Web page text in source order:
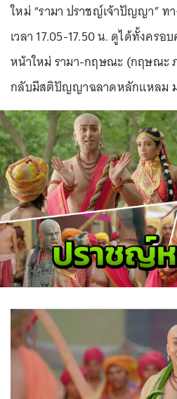
ใหม่ “รามา ปราชญ์เจ้าปัญญา” ท
เวลา 17.05-17.50 น. ดูได้ทั้งครอ
หน้าใหม่ รามา-กฤษณะ (กฤษณะ
กลับมีสติปัญญาฉลาดหลักแหลม